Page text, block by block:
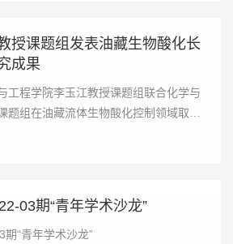
授课题组发表油藏生物酸化长
成果
工程学院李玉江教授课题组联合化学与
题组在油藏流体生物酸化控制领域取得
果以“Bio-augmentation with
03期“青年学术沙龙”
“青年学术沙龙”